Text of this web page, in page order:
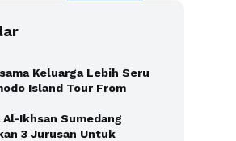
Keluarga Lebih Seru
Island Tour From
Ikhsan Sumedang
3 Jurusan Untuk